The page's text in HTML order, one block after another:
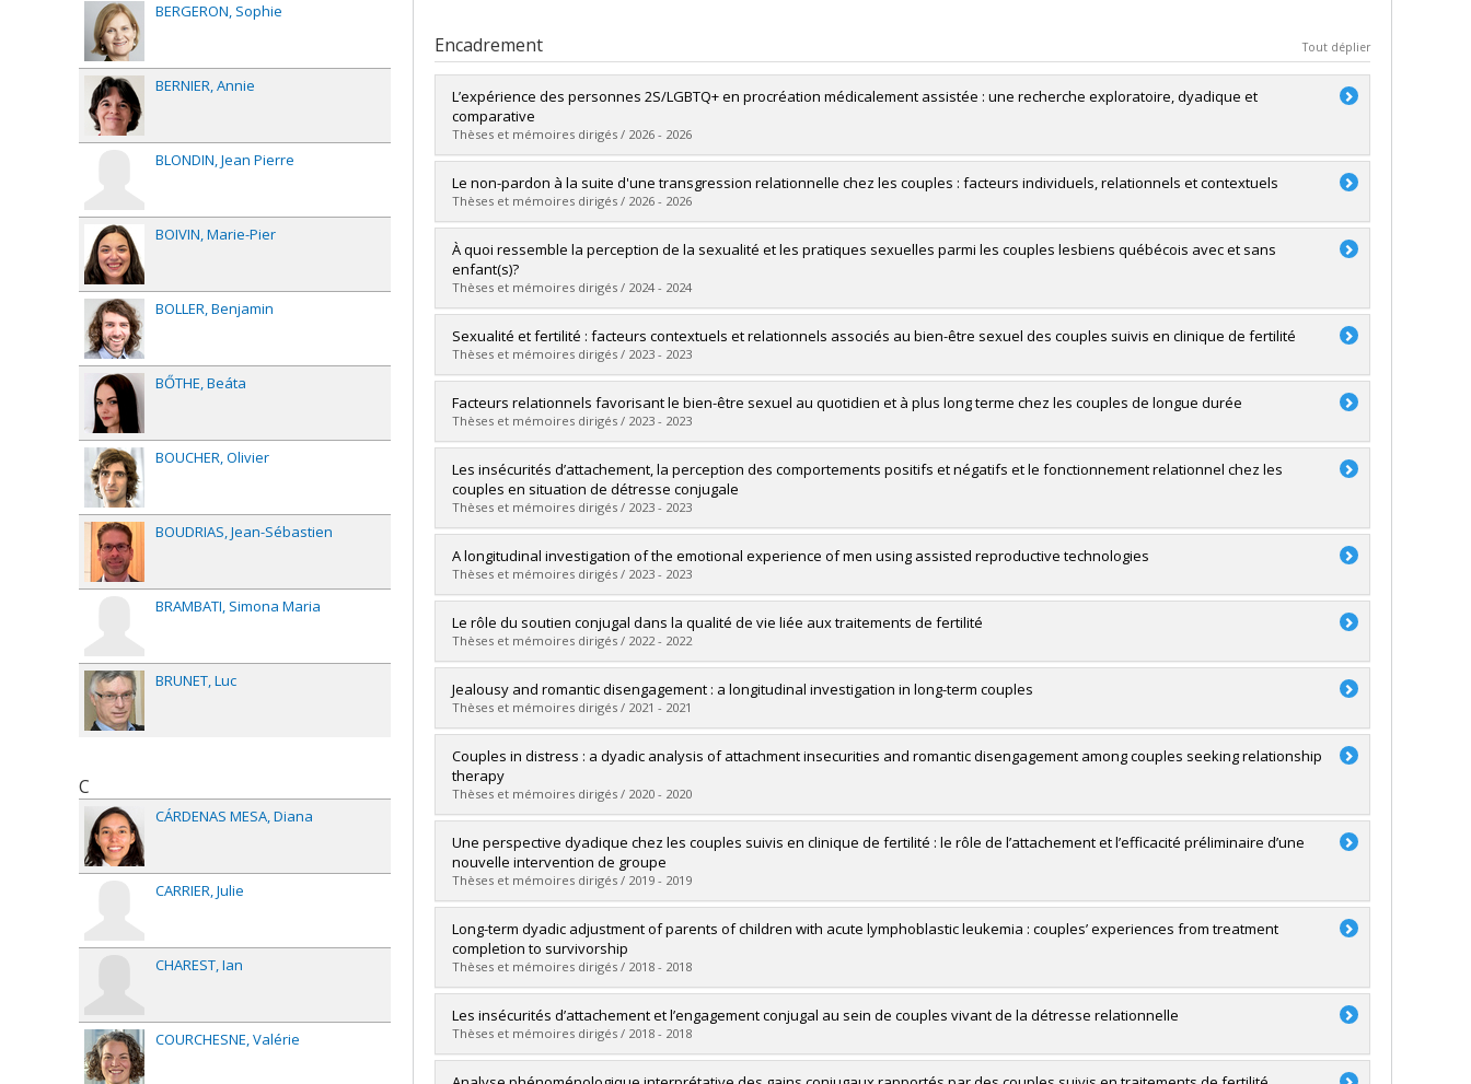
Encadrement Tout déplier
L’expérience des personnes 2S/LGBTQ+ en procréation médicalement assistée : une recherche exploratoire, dyadique et
comparative
Thèses et mémoires dirigés / 2026 - 2026
Diplômé(e) :Benoit, Zoe
Cycle : Doctorat
Diplôme obtenu :Ph. D.
Lien vers le document dans Papyrus
Le non-pardon à la suite d'une transgression relationnelle chez les couples : facteurs individuels, relationnels et contextuels
Thèses et mémoires dirigés / 2026 - 2026
Diplômé(e) :Jean, Mireille
Cycle :Doctorat
Diplôme obtenu :Ph. D.
Lien vers le document dans Papyrus
À quoi ressemble la perception de la sexualité et les pratiques sexuelles parmi les couples lesbiens québécois avec et sans
enfant(s)?
Thèses et mémoires dirigés / 2024 - 2024
Diplômé(e) :Renaud, Mathilde
Cycle : Maîtrise
Diplôme obtenu :M. Sc.
Lien vers le document dans Papyrus
Sexualité et fertilité : facteurs contextuels et relationnels associés au bien-être sexuel des couples suivis en clinique de fertilité
Thèses et mémoires dirigés / 2023 - 2023
Diplômé(e) :El Amiri, Sawsane
Cycle : Doctorat
Diplôme obtenu :Ph. D.
Lien vers le document dans Papyrus
Facteurs relationnels favorisant le bien-être sexuel au quotidien et à plus long terme chez les couples de longue durée
Thèses et mémoires dirigés / 2023 - 2023
Diplômé(e) :Beaulieu, Noémie
Cycle :Doctorat
Diplôme obtenu :Ph. D.
Lien vers le document dans Papyrus
Les insécurités d’attachement, la perception des comportements positifs et négatifs et le fonctionnement relationnel chez les
couples en situation de détresse conjugale
Thèses et mémoires dirigés / 2023 - 2023
Diplômé(e) :Labonté, Thalie
Cycle : Doctorat
Diplôme obtenu :Ph. D.
Lien vers le document dans Papyrus
A longitudinal investigation of the emotional experience of men using assisted reproductive technologies
Thèses et mémoires dirigés / 2023 - 2023
Diplômé(e) :Trépanier Freire, Ariel
Cycle : Doctorat
Diplôme obtenu :D. Psy.
Lien vers le document dans Papyrus
Le rôle du soutien conjugal dans la qualité de vie liée aux traitements de fertilité
Thèses et mémoires dirigés / 2022 - 2022
Diplômé(e) : Joseph, Shanyce Alyssa
Cycle : Maîtrise
Diplôme obtenu :M. Sc.
Lien vers le document dans Papyrus
Jealousy and romantic disengagement : a longitudinal investigation in long-term couples
Thèses et mémoires dirigés / 2021 - 2021
Diplômé(e) :Ramsay-Bilodeau, Alex
Cycle :Maîtrise
Diplôme obtenu :M. Sc.
Lien vers le document dans Papyrus
Couples in distress : a dyadic analysis of attachment insecurities and romantic disengagement among couples seeking relationship
therapy
Thèses et mémoires dirigés / 2020 - 2020
Diplômé(e) :Callaci, Melissa
Cycle :Doctorat
Diplôme obtenu :Ph. D.
Lien vers le document dans Papyrus
Une perspective dyadique chez les couples suivis en clinique de fertilité : le rôle de l’attachement et l’efficacité préliminaire d’une
nouvelle intervention de groupe
Thèses et mémoires dirigés / 2019 - 2019
Diplômé(e) :Arpin, Virginie
Cycle :Doctorat
Diplôme obtenu :Ph. D.
Lien vers le document dans Papyrus
Long-term dyadic adjustment of parents of children with acute lymphoblastic leukemia : couples’ experiences from treatment
completion to survivorship
Thèses et mémoires dirigés / 2018 - 2018
Diplômé(e) :Burns, Willow
Cycle : Doctorat
Diplôme obtenu :Ph. D.
Lien vers le document dans Papyrus
Les insécurités d’attachement et l’engagement conjugal au sein de couples vivant de la détresse relationnelle
Thèses et mémoires dirigés / 2018 - 2018
Diplômé(e) :Bergeron, Sabryna
BERGERON Sophie
BERNIER Annie
BLONDIN Jean Pierre
BOIVIN Marie-Pier
BOLLER Benjamin
BŐTHE Beáta
BOUCHER Olivier
BOUDRIAS Jean-Sébastien
BRAMBATI Simona Maria
BRUNET Luc
C
CÁRDENAS MESA Diana
CARRIER Julie
CHAREST Ian
COURCHESNE Valérie